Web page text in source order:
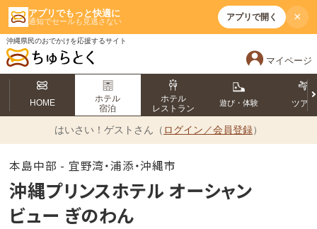
アプリでもっと快適に
通知でセールも見逃さない アプリで開く ×
沖縄県民のおでかけを応援するサイト
マイページ
HOME
ホテル
宿泊
ホテル
レストラン
遊び・体験 ツアー
はいさい！ ゲストさん（ ログイン／会員登録）
本島中部 - 宜野湾・浦添・沖縄市
沖縄プリンスホテル オーシャン
ビュー ぎのわん